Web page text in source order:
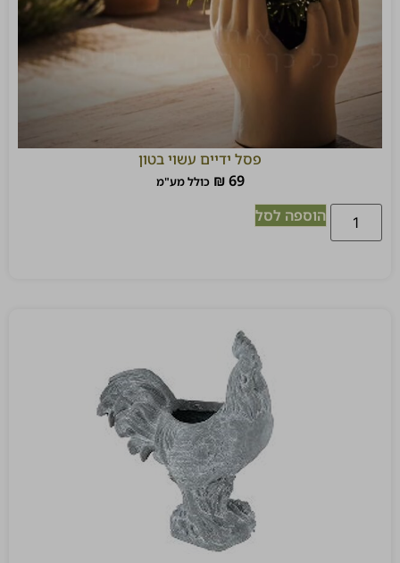
פסל ידיים עשוי בטון
₪69 כולל מע"מ
הוספה לסל